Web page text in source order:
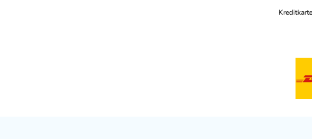
Kreditkarte